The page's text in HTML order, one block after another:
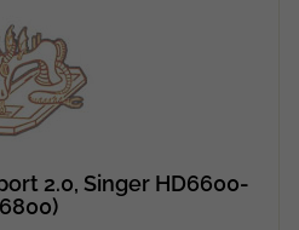
2.0, Singer HD6600-
6800)